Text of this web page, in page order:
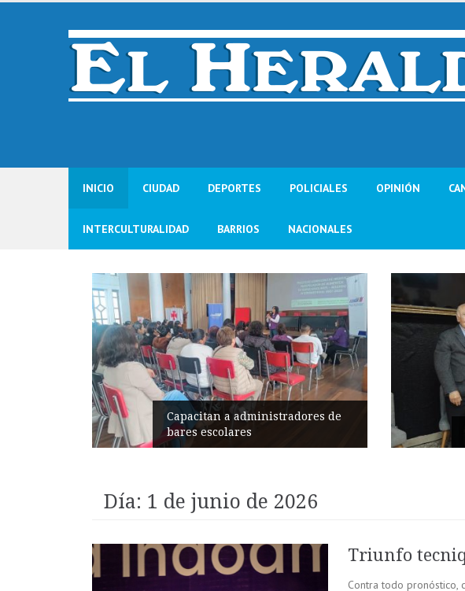
Skip
INICIO CIUDAD DEPORTES POLICIALES OPINIÓN
INTERCULTURALIDAD BARRIOS NACIONALES
Capacitan a administradores de
bares escolares
Éxito en recital de
Día: 1 de junio de 2026
Triunfo
Contra todo pronóstico,